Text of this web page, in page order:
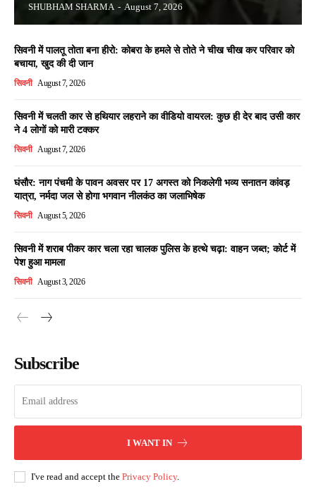
SHUBHAM SHARMA - August 7, 2026
सिवनी में पालतू तोता बना हीरो: कोबरा के हमले से तोते ने चीख चीख कर परिवार को
बचाया, खुद की दी जान
सिवनी August 7, 2026
सिवनी में चलती कार से हथियार लहराने का वीडियो वायरल: कुछ ही देर बाद उसी कार
ने 4 लोगों को मारी टक्कर
सिवनी August 7, 2026
घंसौर: नाग पंचमी के पावन अवसर पर 17 अगस्त को निकलेगी भव्य सनातन कांवड़
यात्रा, नर्मदा जल से होगा भगवान नीलकंठ का जलाभिषेक
सिवनी August 5, 2026
सिवनी में शराब पीकर कार चला रहा चालक पुलिस के हत्थे चढ़ा: वाहन जब्त; कोर्ट में
पेश हुआ मामला
सिवनी August 3, 2026
Subscribe
I WANT IN
I've read and accept the Privacy Policy.